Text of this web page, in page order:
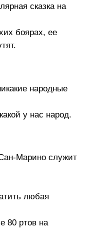
сказка на
боярах, ее
народные
у нас народ.
Марино служит
любая
80 ртов на